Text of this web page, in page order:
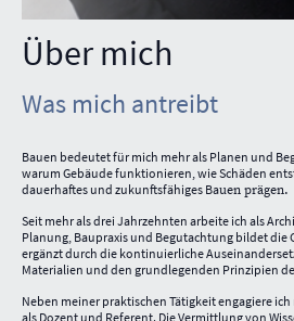
Über mich
Was mich antreibt
Bauen bedeutet für mich mehr als Planen und
warum Gebäude funktionieren, wie Schäden
dauerhaftes und zukunftsfähiges Bauen prägen.
Seit mehr als drei Jahrzehnten arbeite ich als
Planung, Baupraxis und Begutachtung bildet die
ergänzt durch die kontinuierliche
Materialien und den grundlegenden Prinzipien
Neben meiner praktischen Tätigkeit engagiere
als Dozent und Referent. Die Vermittlung von